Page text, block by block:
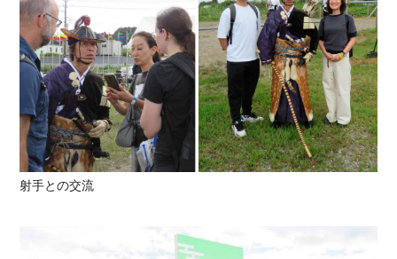
射手との交流